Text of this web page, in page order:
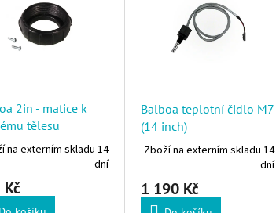
2in - matice k
tělesu
na externím skladu 14
dní
Balboa teplotní čidlo M7
(14 inch)
Zboží na externím skladu 14
dní
1 190 Kč